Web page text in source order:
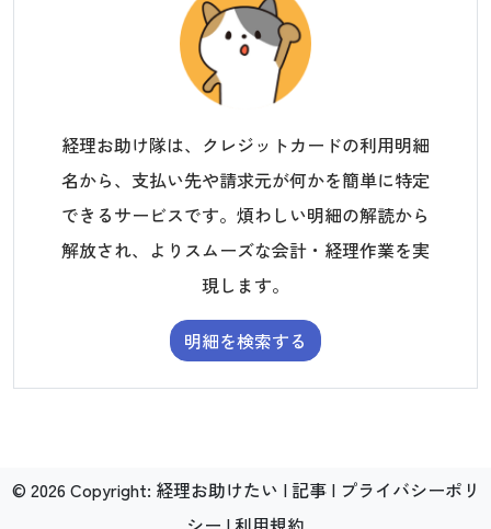
経理お助け隊は、クレジットカードの利用明細
名から、支払い先や請求元が何かを簡単に特定
できるサービスです。煩わしい明細の解読から
解放され、よりスムーズな会計・経理作業を実
現します。
明細を検索する
© 2026 Copyright: 経理お助けたい |記事| プライバシーポリ